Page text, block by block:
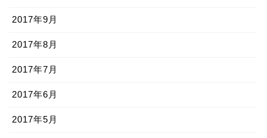
2017年9月
2017年8月
2017年7月
2017年6月
2017年5月